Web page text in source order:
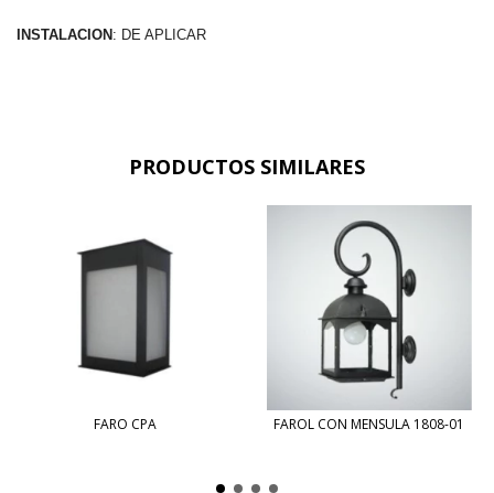
INSTALACION: DE APLICAR
PRODUCTOS SIMILARES
FARO CPA FAROL CON MENSULA 1808-01